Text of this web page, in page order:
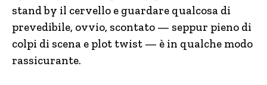
stand by il cervello e guardare qualcosa di
prevedibile, ovvio, scontato — seppur pieno di
colpi di scena e plot twist — è in qualche modo
rassicurante.